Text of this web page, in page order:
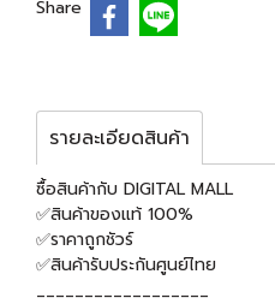
Share
รายละเอียดสินค้า
ซื้อสินค้ากับ DIGITAL MALL
✅สินค้าของแท้ 100%
✅ราคาถูกชัวร์
✅สินค้ารับประกันศูนย์ไทย
__________________